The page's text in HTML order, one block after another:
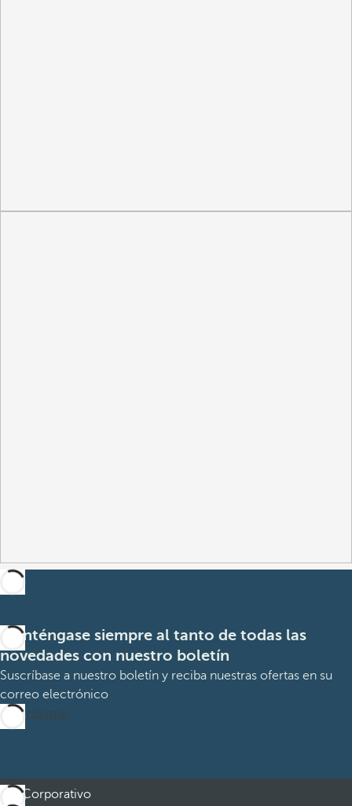
Manténgase siempre al tanto de todas las
novedades con nuestro boletín
Suscríbase a nuestro boletín y reciba nuestras ofertas en su
correo electrónico
Suscribirme
Corporativo